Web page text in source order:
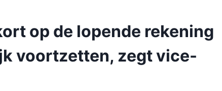
op de lopende rekening
voortzetten, zegt vice-